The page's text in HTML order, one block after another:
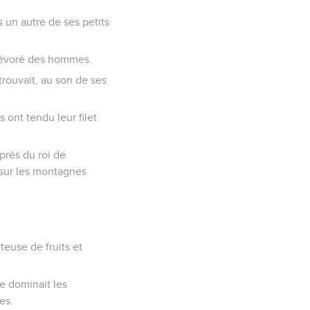
un autre de ses petits
des hommes.
au son de ses
ont tendu leur filet
du roi de
les montagnes
de fruits et
dominait les